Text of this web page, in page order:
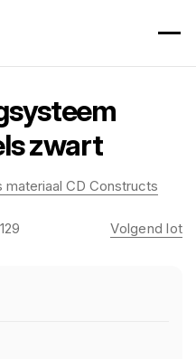
zwart
CD Constructs
Volgend lot